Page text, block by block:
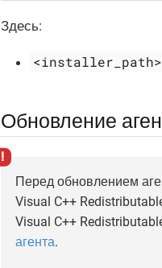
Здесь:
<installer_path>
Обновление
Перед обновлением
Visual C++
Visual C++
агента.